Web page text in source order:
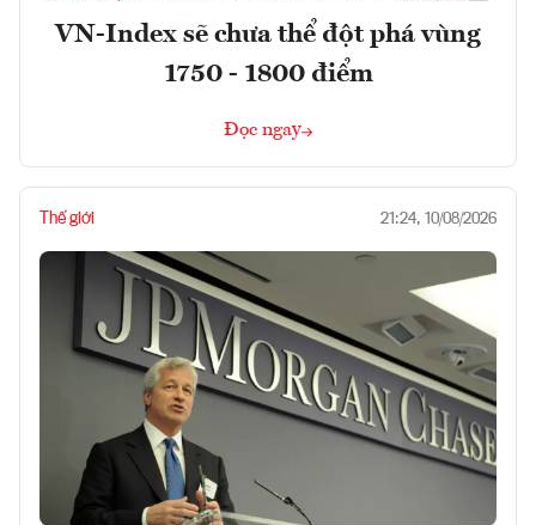
VN-Index sẽ chưa thể đột phá vùng
1750 - 1800 điểm
Đọc ngay
Thế giới 21:24, 10/08/2026